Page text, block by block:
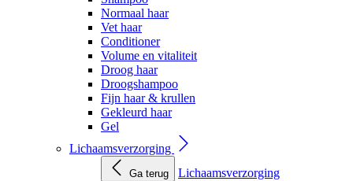
Normaal haar
Vet haar
Conditioner
Volume en vitaliteit
Droog haar
Droogshampoo
Fijn haar & krullen
Gekleurd haar
Gel
Lichaamsverzorging
Ga terug
Lichaamsverzorging